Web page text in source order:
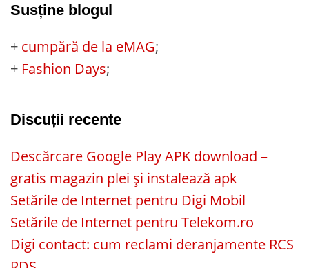
Susține blogul
+ cumpără de la eMAG;
+ Fashion Days;
Discuții recente
Descărcare Google Play APK download –
gratis magazin plei și instalează apk
Setările de Internet pentru Digi Mobil
Setările de Internet pentru Telekom.ro
Digi contact: cum reclami deranjamente RCS